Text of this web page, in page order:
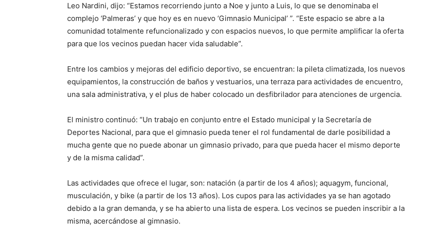
Leo Nardini, dijo: “Estamos recorriendo junto a Noe y junto a Luis, lo que se denominaba el
complejo ‘Palmeras’ y que hoy es en nuevo ‘Gimnasio Municipal’ ”. “Este espacio se abre a la
comunidad totalmente refuncionalizado y con espacios nuevos, lo que permite amplificar la oferta
para que los vecinos puedan hacer vida saludable”.
Entre los cambios y mejoras del edificio deportivo, se encuentran: la pileta climatizada, los nuevos
equipamientos, la construcción de baños y vestuarios, una terraza para actividades de encuentro,
una sala administrativa, y el plus de haber colocado un desfibrilador para atenciones de urgencia.
El ministro continuó: “Un trabajo en conjunto entre el Estado municipal y la Secretaría de
Deportes Nacional, para que el gimnasio pueda tener el rol fundamental de darle posibilidad a
mucha gente que no puede abonar un gimnasio privado, para que pueda hacer el mismo deporte
y de la misma calidad”.
Las actividades que ofrece el lugar, son: natación (a partir de los 4 años); aquagym, funcional,
musculación, y bike (a partir de los 13 años). Los cupos para las actividades ya se han agotado
debido a la gran demanda, y se ha abierto una lista de espera. Los vecinos se pueden inscribir a la
misma, acercándose al gimnasio.